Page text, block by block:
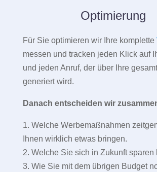
Optimierung
Für Sie optimieren wir Ihre komplette
messen und tracken jeden Klick auf
und jeden Anruf, der über Ihre
generiert wird.
Danach entscheiden wir
1. Welche Werbemaßnahmen
Ihnen wirklich etwas bringen.
2. Welche Sie sich in Zukunft sparen
3. Wie Sie mit dem übrigen Budget